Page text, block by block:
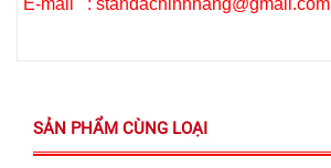
SẢN PHẨM CÙNG LOẠI